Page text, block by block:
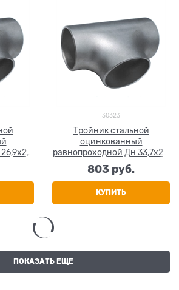
30323
Тройник стальной
оцинкованный
равнопроходной Дн 33,7х2,3
(Ду 25) бесшовный исп.1
ГОСТ 17376-2001
803 руб.
КУПИТЬ
ПОКАЗАТЬ ЕЩЕ